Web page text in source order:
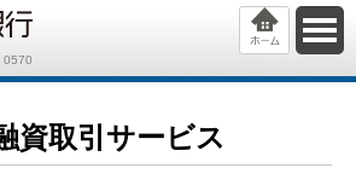
0570
資取引サービス